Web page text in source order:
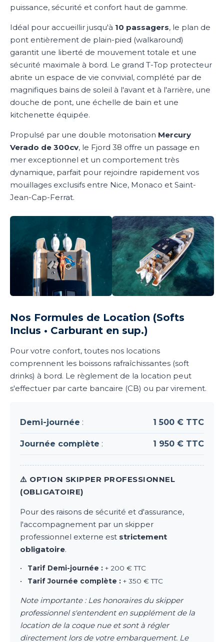
puissance, sécurité et confort haut de gamme.
Idéal pour accueillir jusqu'à 10 passagers, le plan de
pont entièrement de plain-pied (walkaround)
garantit une liberté de mouvement totale et une
sécurité maximale à bord. Le grand T-Top protecteur
abrite un espace de vie convivial, complété par de
magnifiques bains de soleil à l'avant et à l'arrière, une
douche de pont, une échelle de bain et une
kitchenette équipée.
Propulsé par une double motorisation Mercury
Verado de 300cv, le Fjord 38 offre un passage en
mer exceptionnel et un comportement très
dynamique, parfait pour rejoindre rapidement vos
mouillages exclusifs entre Nice, Monaco et Saint-
Jean-Cap-Ferrat.
Nos Formules de Location (Softs
Inclus • Carburant en sup.)
Pour votre confort, toutes nos locations
comprennent les boissons rafraîchissantes (soft
drinks) à bord. Le règlement de la location peut
s'effectuer par carte bancaire (CB) ou par virement.
Demi-journée : 1 500 € TTC
Journée complète : 1 950 € TTC
⚠️ OPTION SKIPPER PROFESSIONNEL
(OBLIGATOIRE)
Pour des raisons de sécurité et d'assurance,
l'accompagnement par un skipper
professionnel externe est strictement
obligatoire.
• Tarif Demi-journée : + 200 € TTC
•
Tarif Journée complète : + 350 € TTC
Note importante : Les honoraires du skipper
professionnel s'entendent en supplément de la
location de la coque nue et sont à régler
directement lors de votre embarquement. Le